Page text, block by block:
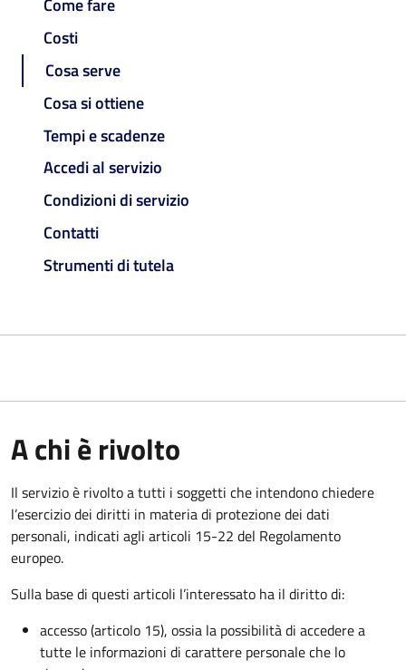
Come fare
Costi
Cosa serve
Cosa si ottiene
Tempi e scadenze
Accedi al servizio
Condizioni di servizio
Contatti
Strumenti di tutela
A chi è rivolto
Il servizio è rivolto a tutti i soggetti che intendono chiedere
l’esercizio dei diritti in materia di protezione dei dati
personali, indicati agli articoli 15-22 del Regolamento
europeo.
Sulla base di questi articoli l’interessato ha il diritto di:
accesso (articolo 15), ossia la possibilità di accedere a
tutte le informazioni di carattere personale che lo